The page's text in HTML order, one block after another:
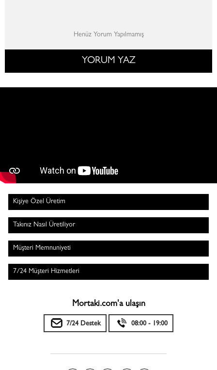
Henüz Yorum Yapılmamış
YORUM YAZ
Kişiye Özel Üretim
Takınız Nasıl Üretiliyor
Müşteri Memnuniyeti
7/24 Müşteri Hizmetleri
Mortaki.com'a ulaşın
7/24 Destek 08:00 - 19:00